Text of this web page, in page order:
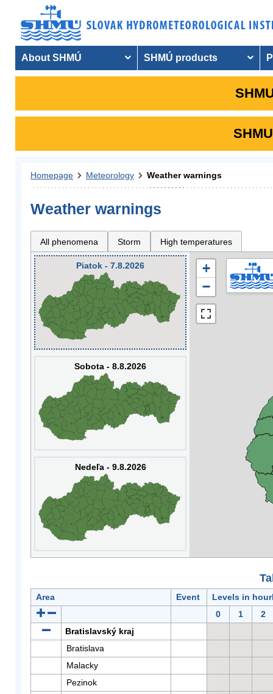
About SHMÚ SHMÚ products
Homepage Meteorology Weather warnings
Weather warnings
All phenomena Storm High temperatures
Piatok - 7.8.2026
Sobota - 8.8.2026
Nedeľa - 9.8.2026
+
−
Area Event
Levels in
0
1
2
Bratislavský kraj
Bratislava
Malacky
Pezinok